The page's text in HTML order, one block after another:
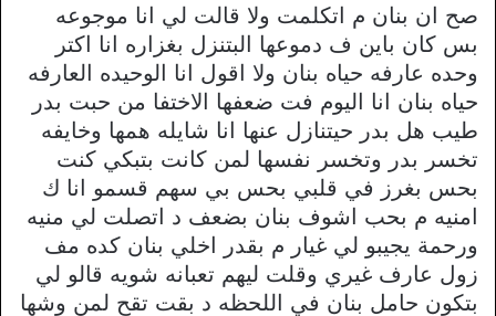
صح ان بنان م اتكلمت ولا قالت لي انا موجوعه
بس كان باين ف دموعها البتنزل بغزاره انا اكتر
وحده عارفه حياه بنان ولا اقول انا الوحيده العارفه
حياه بنان انا اليوم فت ضعفها الاختفا من حبت بدر
طيب هل بدر حيتنازل عنها انا شايله همها وخايفه
تخسر بدر وتخسر نفسها لمن كانت بتبكي كنت
بحس بغرز في قلبي بحس بي سهم قسمو انا ك
امنيه م بحب اشوف بنان بضعف د اتصلت لي منيه
ورحمة يجيبو لي غيار م بقدر اخلي بنان كده مف
زول عارف غيري وقلت ليهم تعبانه شويه قالو لي
بتكون حامل بنان في اللحظه د بقت تقح لمن وشها